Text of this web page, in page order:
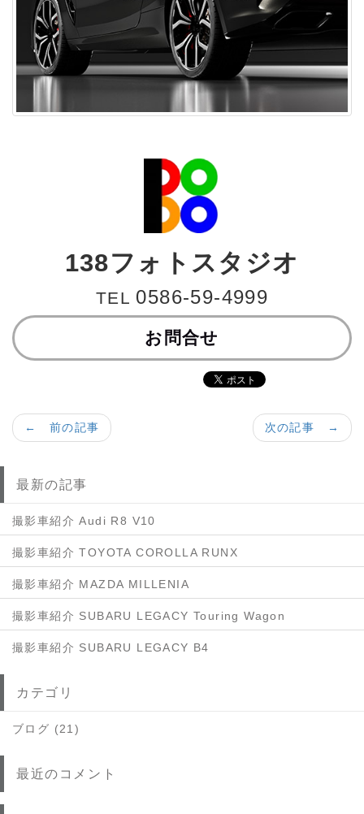
138フォトスタジオ
TEL 0586-59-4999
お問合せ
次の記事 →
← 前の記事
最新の記事
撮影車紹介 Audi R8 V10
撮影車紹介 TOYOTA COROLLA RUNX
撮影車紹介 MAZDA MILLENIA
撮影車紹介 SUBARU LEGACY Touring Wagon
撮影車紹介 SUBARU LEGACY B4
カテゴリ
ブログ (21)
最近のコメント